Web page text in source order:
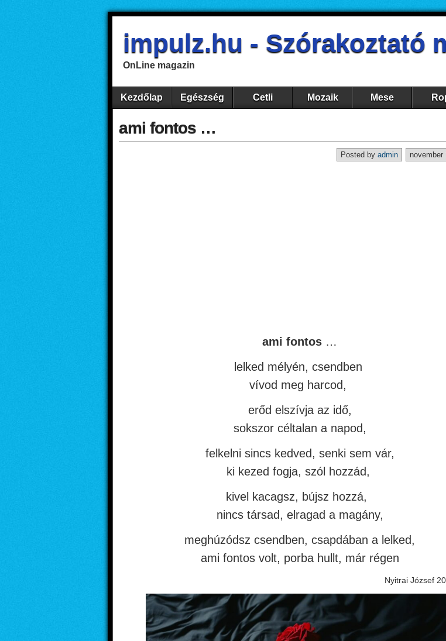
impulz.hu - Szórakoztató
OnLine magazin
Kezdőlap Egészség Cetli Mozaik Mese
ami fontos …
november
Posted by admin
ami fontos …
lelked mélyén, csendben
vívod meg harcod,
erőd elszívja az idő,
sokszor céltalan a napod,
felkelni sincs kedved, senki sem vár,
ki kezed fogja, szól hozzád,
kivel kacagsz, bújsz hozzá,
nincs társad, elragad a magány,
meghúzódsz csendben, csapdában a lelked,
ami fontos volt, porba hullt, már régen
Nyitrai József